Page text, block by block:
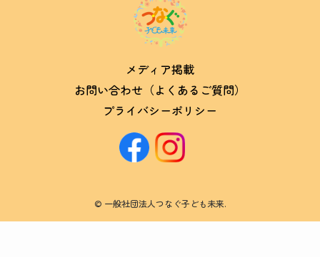
メディア掲載
お問い合わせ（よくあるご質問）
プライバシーポリシー
© 一般社団法人つなぐ子ども未来.